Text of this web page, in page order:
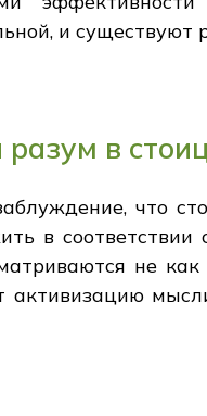
и
в
что
в соответствии
не как
активизацию